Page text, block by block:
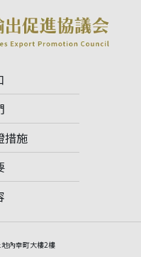
措施
內幸町大樓2樓